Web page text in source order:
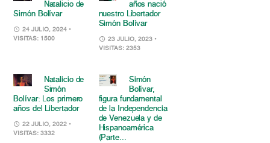
Natalicio de
Simón Bolívar
24 JULIO, 2024 •
VISITAS: 1500
años nació
nuestro Libertador
Simón Bolívar
23 JULIO, 2023 •
VISITAS: 2353
Natalicio de
Simón
Bolívar: Los primero
años del Libertador
22 JULIO, 2022 •
VISITAS: 3332
Simón
Bolívar,
figura fundamental
de la Independencia
de Venezuela y de
Hispanoamérica
(Parte...